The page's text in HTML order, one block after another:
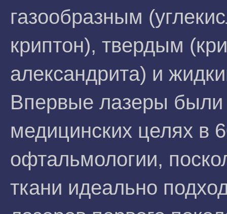
газообразным
криптон), твердым
александрита) и
Впервые лазеры были
медицинских целях в
офтальмологии,
ткани идеально